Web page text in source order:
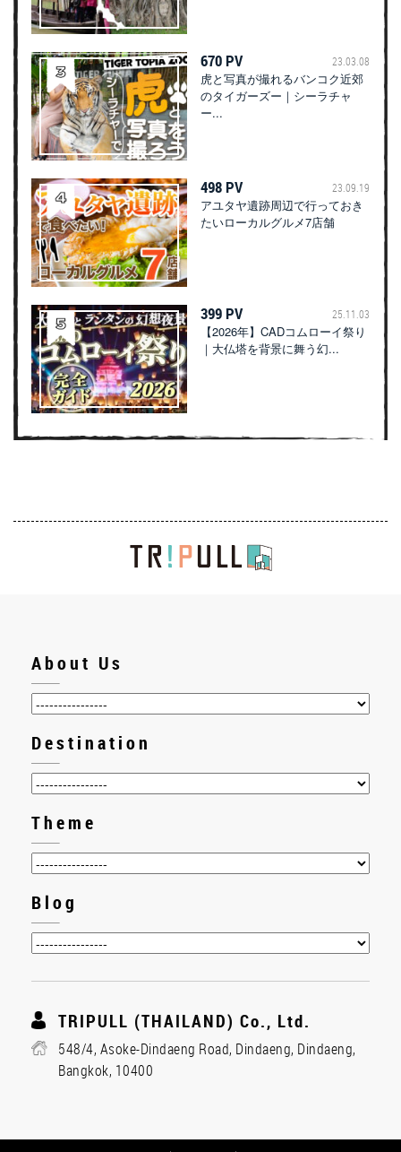
670 PV 23.03.08
虎と写真が撮れるバンコク近郊
のタイガーズー｜シーラチャ
ー...
498 PV 23.09.19
アユタヤ遺跡周辺で行っておき
たいローカルグルメ7店舗
399 PV 25.11.03
【2026年】CADコムローイ祭り
｜大仏塔を背景に舞う幻...
About Us
Destination
Theme
Blog
TRIPULL (THAILAND) Co., Ltd.
548/4, Asoke-Dindaeng Road, Dindaeng, Dindaeng,
Bangkok, 10400